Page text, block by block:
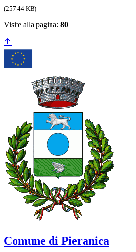
(257.44 KB)
Visite alla pagina: 80
Comune di Pieranica